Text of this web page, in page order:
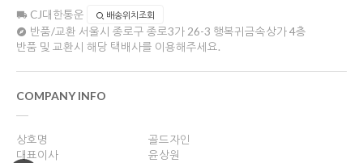
CJ대한통운 배송위치조회
반품/교환 서울시 종로구 종로3가 26-3 행복귀금속상가 4층
반품 및 교환시 해당 택배사를 이용해주세요.
COMPANY INFO
상호명
골드자인
대표이사
윤상원